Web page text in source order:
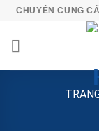
Skip
content
CHUYÊN CUNG